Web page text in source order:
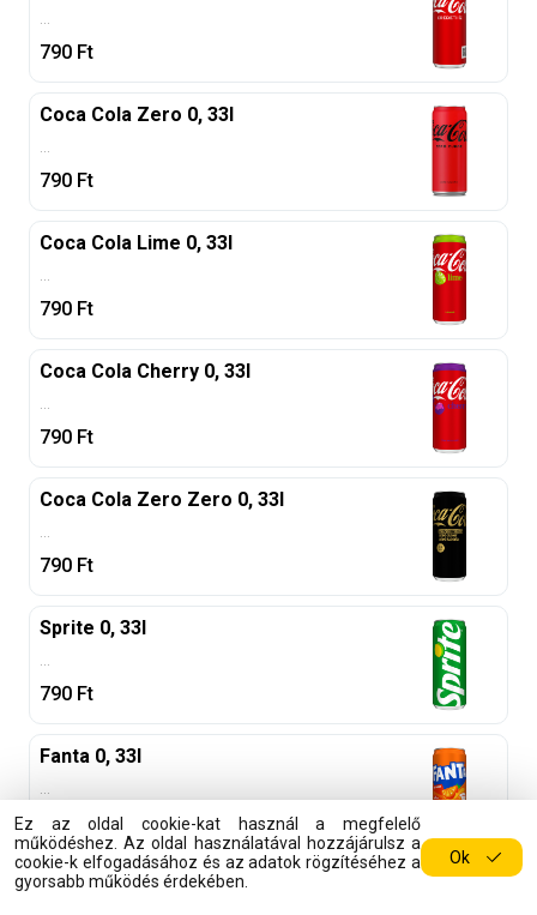
...
790 Ft
Coca Cola Zero 0, 33l
...
790 Ft
Coca Cola Lime 0, 33l
...
790 Ft
Coca Cola Cherry 0, 33l
...
790 Ft
Coca Cola Zero Zero 0, 33l
...
790 Ft
Sprite 0, 33l
...
790 Ft
Fanta 0, 33l
...
790 Ft
Fanta Crimson Cherry 0, 33l
Ez az oldal cookie-kat használ a megfelelő
működéshez. Az oldal használatával hozzájárulsz a
cookie-k elfogadásához és az adatok rögzítéséhez a
gyorsabb működés érdekében.
Ok